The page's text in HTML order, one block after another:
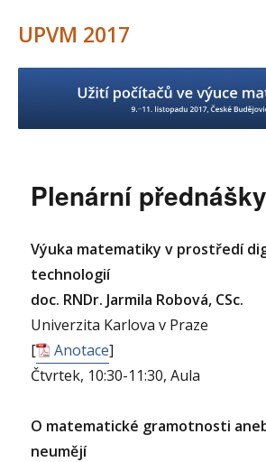
UPVM 2017
Plenární přednášky
Výuka matematiky v prostředí
technologií
doc. RNDr. Jarmila Robová, CSc.
Univerzita Karlova v Praze
[
Anotace]
Čtvrtek, 10:30-11:30, Aula
O matematické gramotnosti
neumějí